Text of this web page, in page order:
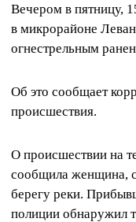
Вечером в пятницу,
в микрорайоне
огнестрельным
Об это сообщает
происшествия.
О происшествии на
сообщила женщина,
берегу реки.
полиции обнаружил